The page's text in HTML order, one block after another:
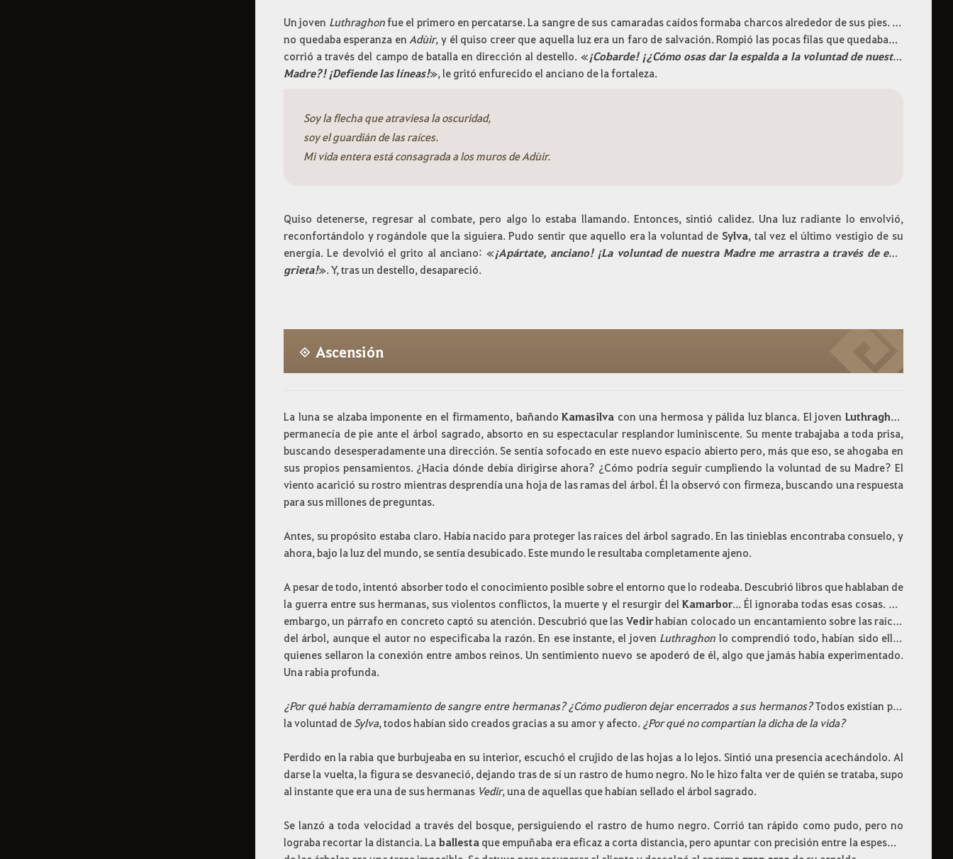
Un joven Luthraghonfue el primero en percatarse. La sangre de sus camaradas caídos formaba charcos alrededor de sus pies. Ya
no quedaba esperanza enAdùir, y él quiso creer que aquella luz era un faro de salvación. Rompió las pocas filas que quedaban y
corrió a través del campo de batalla en dirección al destello. «¡Cobarde! ¡¿Cómo osas dar la espalda a la voluntad de nuestra
Madre?! ¡Defiende las líneas!», le gritó enfurecido el anciano de la fortaleza.
Soy la flecha que atraviesa la oscuridad,
soy el guardián de las raíces.
Mi vida entera está consagrada a los muros de Adùir.
Quiso detenerse, regresar al combate, pero algo lo estaba llamando. Entonces, sintió calidez. Una luz radiante lo envolvió,
reconfortándolo y rogándole que la siguiera. Pudo sentir que aquello era la voluntad de Sylva, tal vez el último vestigio de su
energía. Le devolvió el grito al anciano: «¡Apártate, anciano! ¡La voluntad de nuestra Madre me arrastra a través de esta
grieta!». Y, tras un destello, desapareció.
◈ Ascensión
La luna se alzaba imponente en el firmamento, bañandoKamasilva con una hermosa y pálida luz blanca. El jovenLuthraghon
permanecía de pie ante el árbol sagrado, absorto en su espectacular resplandor luminiscente. Su mente trabajaba a toda prisa,
buscando desesperadamente una dirección. Se sentía sofocado en este nuevo espacio abierto pero, más que eso, se ahogaba en
sus propios pensamientos. ¿Hacia dónde debía dirigirse ahora? ¿Cómo podría seguir cumpliendo la voluntad de su Madre? El
viento acarició su rostro mientras desprendía una hoja de las ramas del árbol. Él la observó con firmeza, buscando una respuesta
para sus millones de preguntas.
Antes, su propósito estaba claro. Había nacido para proteger las raíces del árbol sagrado. En las tinieblas encontraba consuelo, y
ahora, bajo la luz del mundo, se sentía desubicado. Este mundo le resultaba completamente ajeno.
A pesar de todo, intentó absorber todo el conocimiento posible sobre el entorno que lo rodeaba. Descubrió libros que hablaban de
la guerra entre sus hermanas, sus violentos conflictos, la muerte y el resurgir del Kamarbor... Él ignoraba todas esas cosas. Sin
embargo, un párrafo en concreto captó su atención. Descubrió que las Vedirhabían colocado un encantamiento sobre las raíces
del árbol, aunque el autor no especificaba la razón. En ese instante, el joven Luthraghon lo comprendió todo, habían sido ellas
quienes sellaron la conexión entre ambos reinos. Un sentimiento nuevo se apoderó de él, algo que jamás había experimentado.
Una rabia profunda.
¿Por qué había derramamiento de sangre entre hermanas? ¿Cómo pudieron dejar encerrados a sus hermanos?Todos existían por
la voluntad de Sylva, todos habían sido creados gracias a su amor y afecto. ¿Por qué no compartían la dicha de la vida?
Perdido en la rabia que burbujeaba en su interior, escuchó el crujido de las hojas a lo lejos. Sintió una presencia acechándolo. Al
darse la vuelta, la figura se desvaneció, dejando tras de sí un rastro de humo negro. No le hizo falta ver de quién se trataba, supo
al instante que era una de sus hermanas Vedir, una de aquellas que habían sellado el árbol sagrado.
Se lanzó a toda velocidad a través del bosque, persiguiendo el rastro de humo negro. Corrió tan rápido como pudo, pero no
lograba recortar la distancia. Laballestaque empuñaba era eficaz a corta distancia, pero apuntar con precisión entre la espesura